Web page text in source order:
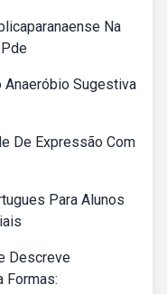
Na
Anaeróbio Sugestiva
De Expressão Com
Para Alunos
Descreve
Formas: